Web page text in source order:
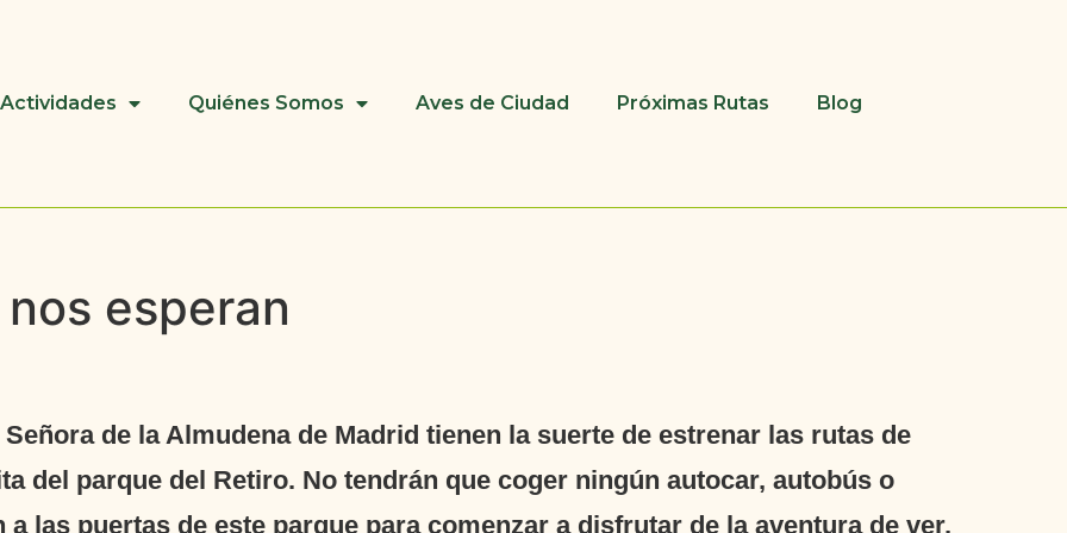
Actividades Quiénes Somos Aves de Ciudad Próximas Rutas Blog
esperan
de la Almudena de Madrid tienen la suerte de estrenar las rutas de
del parque del Retiro. No tendrán que coger ningún autocar, autobús o
las puertas de este parque para comenzar a disfrutar de la aventura de ver,